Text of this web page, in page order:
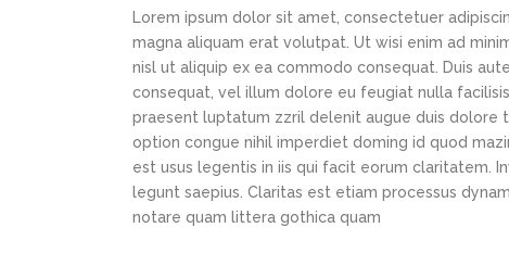
Lorem ipsum dolor sit amet, consectetuer
magna aliquam erat volutpat. Ut wisi enim ad
nisl ut aliquip ex ea commodo consequat. Duis
consequat, vel illum dolore eu feugiat nulla
praesent luptatum zzril delenit augue duis dolore
option congue nihil imperdiet doming id quod
est usus legentis in iis qui facit eorum claritatem.
legunt saepius. Claritas est etiam processus
notare quam littera gothica quam